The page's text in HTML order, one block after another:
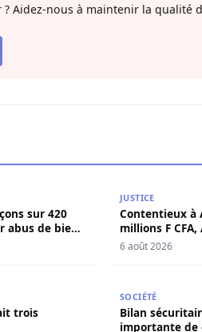
? Aidez-nous à maintenir la qualité
sur 420
abus de biens
JUSTICE
Contentieux à
millions F
sociaux
6 août 2026
trois
SOCIÉTÉ
Bilan
importante